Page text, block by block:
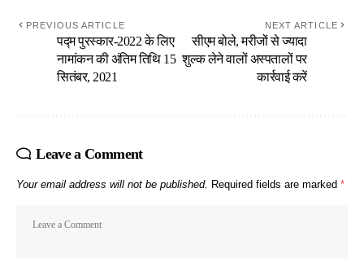
PREVIOUS ARTICLE
पद्म पुरस्कार-2022 के लिए
नामांकन की अंतिम तिथि 15
सितंबर, 2021
NEXT ARTICLE
सीएम बोले, मरीजों से ज्यादा
शुल्क लेने वालों अस्पतालों पर
कार्रवाई करें
Leave a Comment
Your email address will not be published. Required fields are marked *